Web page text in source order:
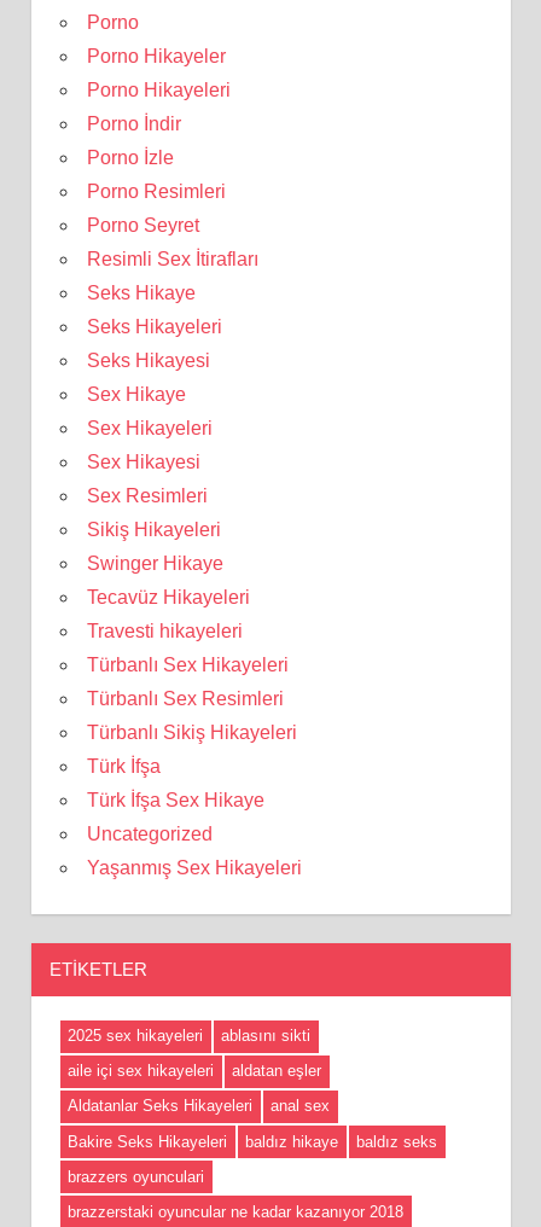
Porno
Porno Hikayeler
Porno Hikayeleri
Porno İndir
Porno İzle
Porno Resimleri
Porno Seyret
Resimli Sex İtirafları
Seks Hikaye
Seks Hikayeleri
Seks Hikayesi
Sex Hikaye
Sex Hikayeleri
Sex Hikayesi
Sex Resimleri
Sikiş Hikayeleri
Swinger Hikaye
Tecavüz Hikayeleri
Travesti hikayeleri
Türbanlı Sex Hikayeleri
Türbanlı Sex Resimleri
Türbanlı Sikiş Hikayeleri
Türk İfşa
Türk İfşa Sex Hikaye
Uncategorized
Yaşanmış Sex Hikayeleri
ETIKETLER
2025 sex hikayeleri
ablasını sikti
aile içi sex hikayeleri
aldatan eşler
Aldatanlar Seks Hikayeleri
anal sex
Bakire Seks Hikayeleri
baldız hikaye
baldız seks
brazzers oyunculari
brazzerstaki oyuncular ne kadar kazanıyor 2018